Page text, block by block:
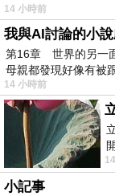
14 小時前
我與AI討論的小
第16章 世界的另一
母親都發現好像有被
14 小時前
小記事